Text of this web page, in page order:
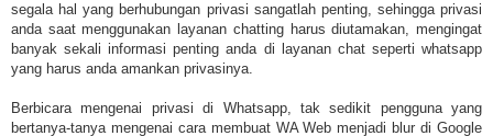
segala hal yang berhubungan privasi sangatlah penting, sehingga privasi
anda saat menggunakan layanan chatting harus diutamakan, mengingat
banyak sekali informasi penting anda di layanan chat seperti whatsapp
yang harus anda amankan privasinya.
Berbicara mengenai privasi di Whatsapp, tak sedikit pengguna yang
bertanya-tanya mengenai cara membuat WA Web menjadi blur di Google